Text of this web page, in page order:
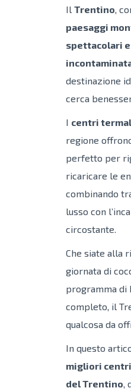
Il Trentino,
paesaggi
spettacolari
destinazione
cerca
I centri
regione
perfetto per
ricaricare le
combinando
lusso con
circostante.
Che siate alla
giornata di
programma di
completo, il
qualcosa da
In questo
migliori
del Trentino,